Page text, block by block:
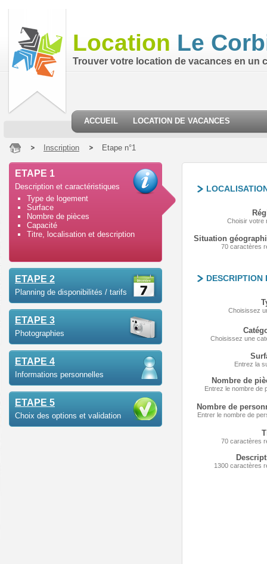
Location Le
Trouver votre location de vacances en un
ACCUEIL LOCATION DE VACANCES
Inscription Etape n°1
ETAPE 1
Description et caractéristiques
Type de logement
Surface
Nombre de pièces
Capacité
Titre, localisation et description
ETAPE 2
Planning de disponibilités / tarifs
ETAPE 3
Photographies
ETAPE 4
Informations personnelles
ETAPE 5
Choix des options et validation
Choisir votre
Situation
70 caractères
DESCRIPTION
Choisissez
Choisissez une
Entrez la
Nombre de
Entrez le nombre de
Nombre de
Entrer le nombre de
70 caractères
1300 caractères